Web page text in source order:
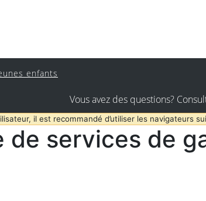
enfants
Vous avez des questions?
il est recommandé d’utiliser les navigateurs
de services de